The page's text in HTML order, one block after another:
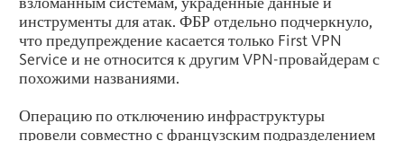
инструменты для атак. ФБР отдельно подчеркнуло,
что предупреждение касается только First VPN
Service и не относится к другим VPN-провайдерам с
похожими названиями.
Операцию по отключению инфраструктуры
провели совместно с французским подразделением